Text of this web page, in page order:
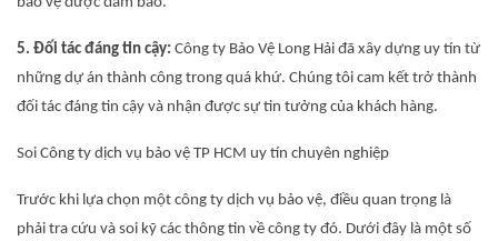
5. Đối tác đáng tin cậy: Công ty Bảo Vệ Long Hải đã xây dựng uy tín từ
những dự án thành công trong quá khứ. Chúng tôi cam kết trở thành
đối tác đáng tin cậy và nhận được sự tin tưởng của khách hàng.
Soi Công ty dịch vụ bảo vệ TP HCM uy tín chuyên nghiệp
Trước khi lựa chọn một công ty dịch vụ bảo vệ, điều quan trọng là
phải tra cứu và soi kỹ các thông tin về công ty đó. Dưới đây là một số